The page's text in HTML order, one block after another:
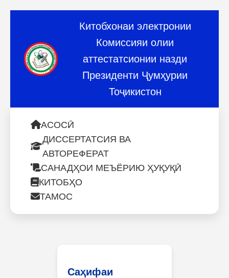
Китобхонаи электронии
Комиссияи олии
аттестатсионии назди
Президенти Ҷумҳурии
Тоҷикистон
АСОСӢ
ДИССЕРТАТСИЯ ВА
АВТОРЕФЕРАТ
САНАДҲОИ МЕЪЁРИЮ ҲУҚУҚӢ
КИТОБҲО
ТАМОС
Саҳифаи